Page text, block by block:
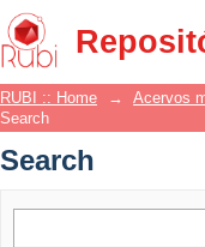
Search
RUBI :: Home → Acervos
Search
Search